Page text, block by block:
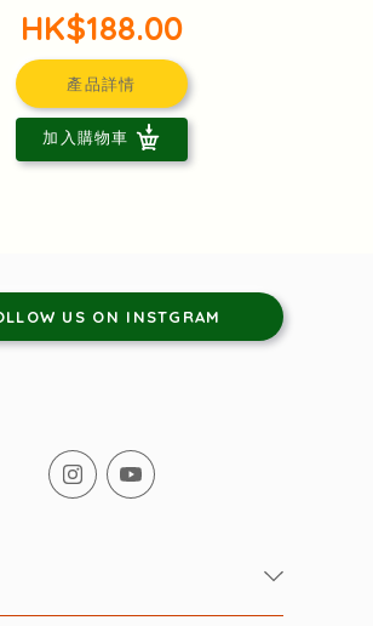
HK$188.00
產品詳情
加入購物車
US ON INSTGRAM